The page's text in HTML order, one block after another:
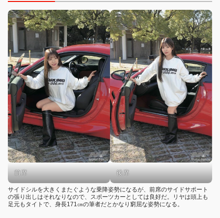
前席 後席
サイドシルを大きくまたぐような乗降姿勢になるが、前席のサイドサポート
の張り出しはそれなりなので、スポーツカーとしては良好だ。リヤは頭上も
足元もタイトで、身長171㎝の筆者だとかなり窮屈な姿勢になる。